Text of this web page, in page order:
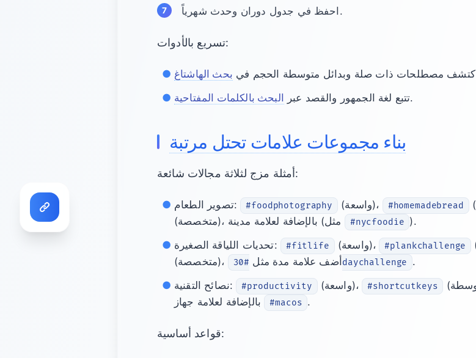
احفظ في جدول دوران وحدث شهرياً.
تسريع بالأدوات:
اكتشف مصطلحات ذات صلة وبدائل متوسطة الحجم في بحث الهاشتاغ
تتبع لغة الجمهور والقصد عبر
البحث بالكلمات المفتاحية .
بناء مجموعات علامات تحتل مرتبة
أمثلة مزج لثلاثة مجالات شائعة:
تصوير الطعام: #foodphotography (واسعة)، #homemadebread
#nycfoodie ).
تحديات اللياقة الصغيرة:
#fitlife (واسعة)، #plankchallenge
(متخصصة)، أضف علامة مدة مثل #30daychallenge
.
نصائح التقنية:
#productivity (واسعة)، #shortcutkeys
#macos .
قواعد أساسية: